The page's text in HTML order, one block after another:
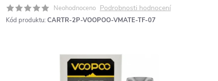
Neohodnoceno Podrobnosti hodnocení
Kód produktu: CARTR-2P-VOOPOO-VMATE-TF-07